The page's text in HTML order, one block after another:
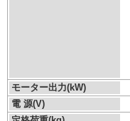
モーター出力(kW)
電 源(V)